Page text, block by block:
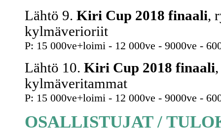
Lähtö 9. Kiri Cup 2018 finaali,
kylmäverioriit
P: 15 000ve+loimi - 12 000ve - 9000ve -
Lähtö 10. Kiri Cup 2018 finaali
kylmäveritammat
P: 15 000ve+loimi - 12 000ve - 9000ve -
OSALLISTUJAT /